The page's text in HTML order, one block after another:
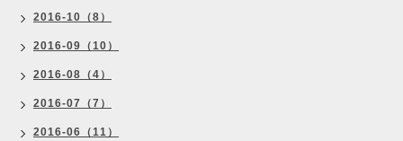
2016-10（8）
2016-09（10）
2016-08（4）
2016-07（7）
2016-06（11）